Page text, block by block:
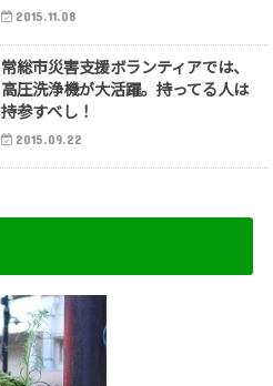
2015.11.08
常総市災害支援ボランティアでは、
高圧洗浄機が大活躍。持ってる人は
持参すべし！
2015.09.22